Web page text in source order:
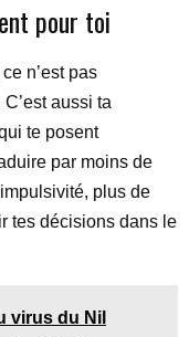
pour toi
n’est pas
aussi ta
te posent
par moins de
plus de
tes décisions dans le
virus du Nil